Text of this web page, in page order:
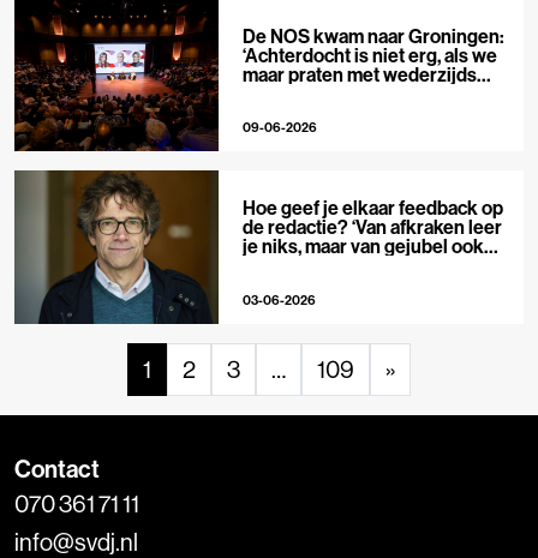
De NOS kwam naar Groningen:
‘Achterdocht is niet erg, als we
maar praten met wederzijds
09-06-2026
Hoe geef je elkaar feedback op
de redactie? ‘Van afkraken leer
je niks, maar van gejubel ook
03-06-2026
1 2 3 … 109 »
Contact
070 361 71 11
info@svdj.nl